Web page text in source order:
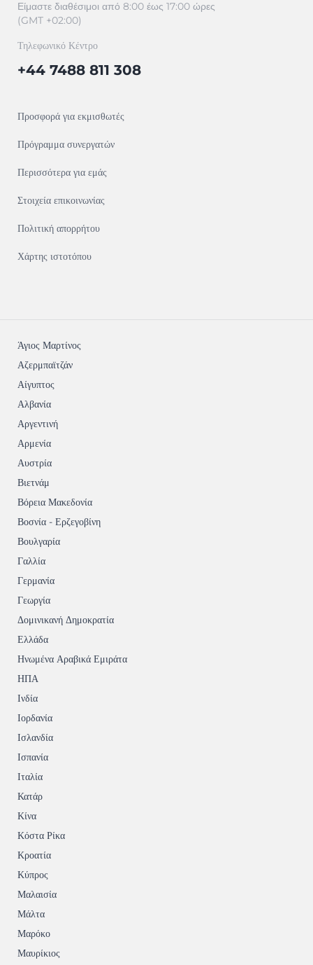
Προσφορά για εκμισθωτές
Πρόγραμμα συνεργατών
Περισσότερα για εμάς
Στοιχεία επικοινωνίας
Πολιτική απορρήτου
Χάρτης ιστοτόπου
Είμαστε διαθέσιμοι από 8:00 έως 17:00 ώρες
(GMT +02:00)
Τηλεφωνικό Κέντρο
+44 7488 811 308
Άγιος Μαρτίνος
Αζερμπαϊτζάν
Αίγυπτος
Αλβανία
Αργεντινή
Αρμενία
Αυστρία
Βιετνάμ
Βόρεια Μακεδονία
Βοσνία - Ερζεγοβίνη
Βουλγαρία
Γαλλία
Γερμανία
Γεωργία
Δομινικανή Δημοκρατία
Ελλάδα
Ηνωμένα Αραβικά Εμιράτα
ΗΠΑ
Ινδία
Ιορδανία
Ισλανδία
Ισπανία
Ιταλία
Κατάρ
Κίνα
Κόστα Ρίκα
Κροατία
Κύπρος
Μαλαισία
Μάλτα
Μαρόκο
Μαυρίκιος